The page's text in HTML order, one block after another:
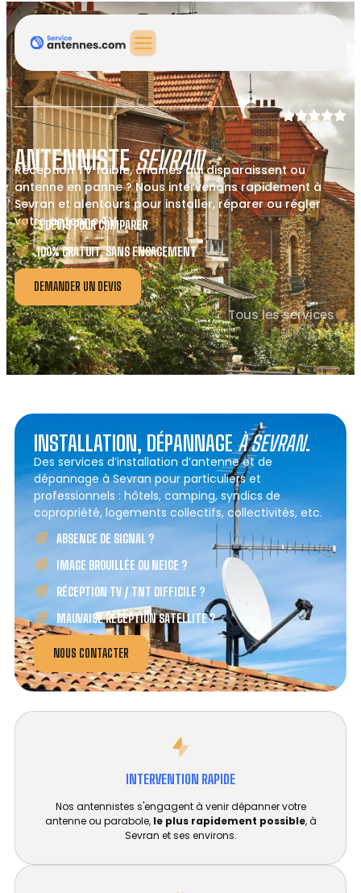
ANTENNISTESEVRAN
Réception TV faible, chaînes qui disparaissent ou
antenne en panne ? Nous intervenons rapidement à
Sevran et alentours pour installer, réparer ou régler
votre antenne TV.
3 DEVIS POUR COMPARER
100% GRATUIT, SANS ENGAGEMENT
DEMANDER UN DEVIS
Tous les services
INSTALLATION, DÉPANNAGEÀ SEVRAN.
Des services d’installation d’antenne et de
dépannage à Sevran pour particuliers et
professionnels : hôtels, camping, syndics de
copropriété, logements collectifs, collectivités, etc.
ABSENCE DE SIGNAL ?
IMAGE BROUILLÉE OU NEIGE ?
RÉCEPTION TV / TNT DIFFICILE ?
MAUVAISE RÉCEPTION SATELLITE ?
NOUS CONTACTER
INTERVENTION RAPIDE
Nos antennistes s'engagent à venir dépanner votre
antenne ou parabole, le plus rapidement possible, à
Sevran et ses environs.